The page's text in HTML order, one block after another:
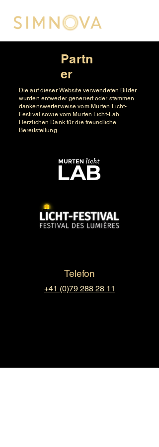
Partn
er
Die auf dieser Website verwendeten Bilder
wurden entweder generiert oder stammen
dankenswerterweise vom Murten Licht-
Festival sowie vom Murten Licht-Lab.
Herzlichen Dank für die freundliche
Bereitstellung.
Telefon
+41 (0)79 288 28 11